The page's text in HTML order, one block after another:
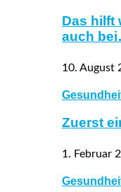
Das hilft
auch
10. August
Zuerst
1. Februar